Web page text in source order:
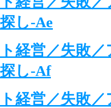
し-Ae
経営／失敗／
し-Af
経営／失敗／